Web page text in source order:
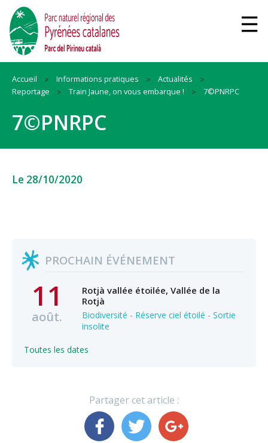
Accueil Informations pratiques
Actualités
Reportage
Train Jaune, on vous embarque ! 7©PNRPC
7©PNRPC
Le 28/10/2020
PROCHAIN ÉVÉNEMENT
11
août.
Rotjà vallée étoilée, Vallée de la
Rotjà
Biodiversité - Réserve ciel étoilé - Sortie
insolite
Toutes les dates
Partager cet article :